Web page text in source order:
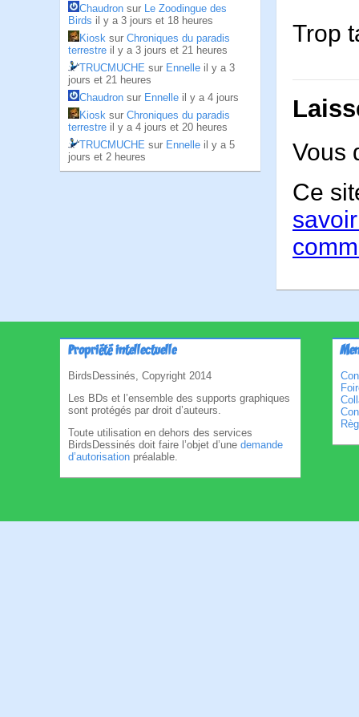
Chaudron sur Le Zoodingue des
Birds il y a 3 jours et 18 heures
Kiosk sur Chroniques du paradis
terrestre il y a 3 jours et 21 heures
TRUCMUCHE sur Ennelle il y a 3
jours et 21 heures
Chaudron sur Ennelle il y a 4 jours
Kiosk sur Chroniques du paradis
terrestre il y a 4 jours et 20 heures
TRUCMUCHE sur Ennelle il y a 5
jours et 2 heures
Trop
Vous
Ce
Propriété intellectuelle
BirdsDessinés, Copyright 2014
Les BDs et l’ensemble des supports graphiques
sont protégés par droit d’auteurs.
Toute utilisation en dehors des services
BirdsDessinés doit faire l’objet d’une demande
d’autorisation préalable.